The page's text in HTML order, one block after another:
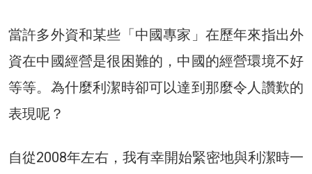
當許多外資和某些「中國專家」在歷年來指出外
資在中國經營是很困難的，中國的經營環境不好
等等。為什麼利潔時卻可以達到那麼令人讚歎的
表現呢？
自從2008年左右，我有幸開始緊密地與利潔時一